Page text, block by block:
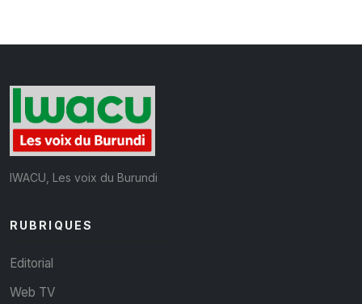
IWACU, Les voix du Burundi
RUBRIQUES
Editorial
Web TV